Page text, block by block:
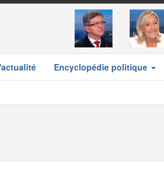
Encyclopédie politique